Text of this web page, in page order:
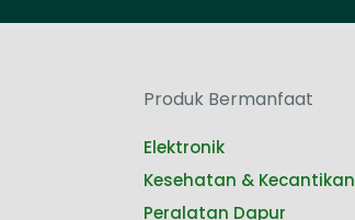
Produk Bermanfaat
Elektronik
Kesehatan & Kecantikan
Peralatan Dapur